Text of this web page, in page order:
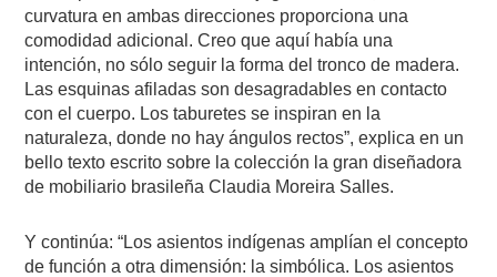
curvatura en ambas direcciones proporciona una
comodidad adicional. Creo que aquí había una
intención, no sólo seguir la forma del tronco de madera.
Las esquinas afiladas son desagradables en contacto
con el cuerpo. Los taburetes se inspiran en la
naturaleza, donde no hay ángulos rectos”, explica en un
bello texto escrito sobre la colección la gran diseñadora
de mobiliario brasileña Claudia Moreira Salles.
Y continúa: “Los asientos indígenas amplían el concepto
de función a otra dimensión: la simbólica. Los asientos